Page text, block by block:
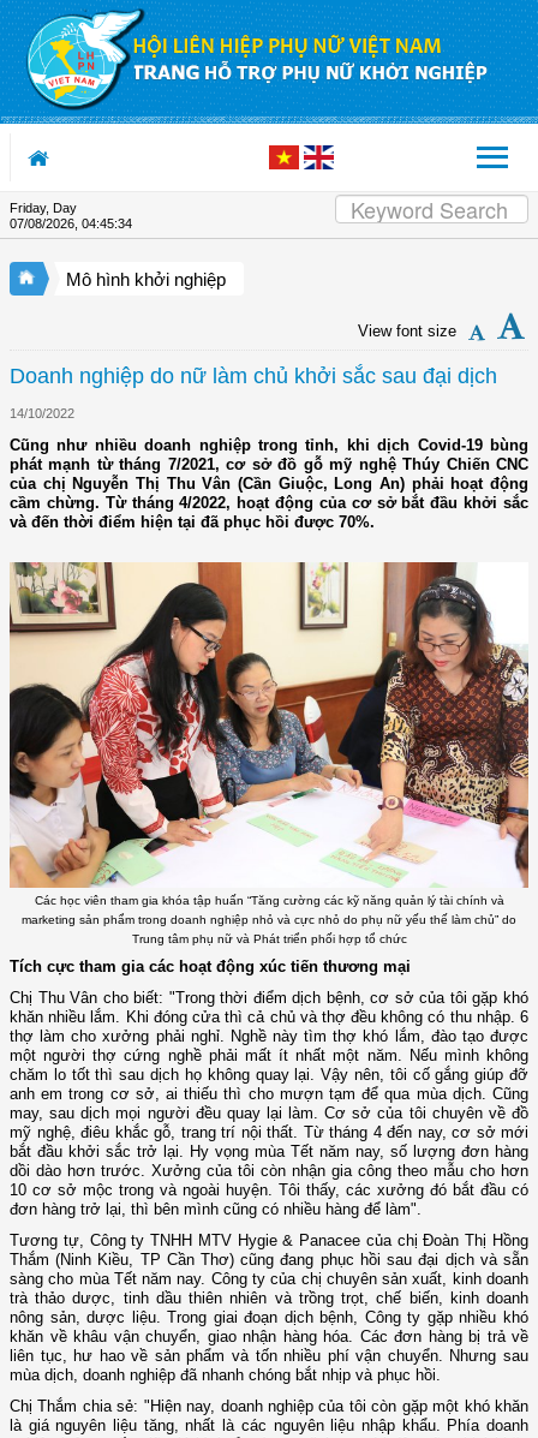
Skip to Content
Friday, Day
07/08/2026 04:45:35
Mô hình khởi nghiệp
View font size
Doanh nghiệp do nữ làm chủ khởi sắc sau đại dịch
14/10/2022
Cũng như nhiều doanh nghiệp trong tỉnh, khi dịch Covid-19 bùng
phát mạnh từ tháng 7/2021, cơ sở đồ gỗ mỹ nghệ Thúy Chiến CNC
của chị Nguyễn Thị Thu Vân (Cần Giuộc, Long An) phải hoạt động
cầm chừng. Từ tháng 4/2022, hoạt động của cơ sở bắt đầu khởi sắc
và đến thời điểm hiện tại đã phục hồi được 70%.
Các học viên tham gia khóa tập huấn “Tăng cường các kỹ năng quản lý tài chính và
marketing sản phẩm trong doanh nghiệp nhỏ và cực nhỏ do phụ nữ yếu thế làm chủ” do
Trung tâm phụ nữ và Phát triển phối hợp tổ chức
Tích cực tham gia các hoạt động xúc tiến thương mại
Chị Thu Vân cho biết: "Trong thời điểm dịch bệnh, cơ sở của tôi gặp khó
khăn nhiều lắm. Khi đóng cửa thì cả chủ và thợ đều không có thu nhập. 6
thợ làm cho xưởng phải nghỉ. Nghề này tìm thợ khó lắm, đào tạo được
một người thợ cứng nghề phải mất ít nhất một năm. Nếu mình không
chăm lo tốt thì sau dịch họ không quay lại. Vậy nên, tôi cố gắng giúp đỡ
anh em trong cơ sở, ai thiếu thì cho mượn tạm để qua mùa dịch. Cũng
may, sau dịch mọi người đều quay lại làm. Cơ sở của tôi chuyên về đồ
mỹ nghệ, điêu khắc gỗ, trang trí nội thất. Từ tháng 4 đến nay, cơ sở mới
bắt đầu khởi sắc trở lại. Hy vọng mùa Tết năm nay, số lượng đơn hàng
dồi dào hơn trước. Xưởng của tôi còn nhận gia công theo mẫu cho hơn
10 cơ sở mộc trong và ngoài huyện. Tôi thấy, các xưởng đó bắt đầu có
đơn hàng trở lại, thì bên mình cũng có nhiều hàng để làm".
Tương tự, Công ty TNHH MTV Hygie & Panacee của chị Đoàn Thị Hồng
Thắm (Ninh Kiều, TP Cần Thơ) cũng đang phục hồi sau đại dịch và sẵn
sàng cho mùa Tết năm nay. Công ty của chị chuyên sản xuất, kinh doanh
trà thảo dược, tinh dầu thiên nhiên và trồng trọt, chế biến, kinh doanh
nông sản, dược liệu. Trong giai đoạn dịch bệnh, Công ty gặp nhiều khó
khăn về khâu vận chuyển, giao nhận hàng hóa. Các đơn hàng bị trả về
liên tục, hư hao về sản phẩm và tốn nhiều phí vận chuyển. Nhưng sau
mùa dịch, doanh nghiệp đã nhanh chóng bắt nhịp và phục hồi.
Chị Thắm chia sẻ: "Hiện nay, doanh nghiệp của tôi còn gặp một khó khăn
là giá nguyên liệu tăng, nhất là các nguyên liệu nhập khẩu. Phía doanh